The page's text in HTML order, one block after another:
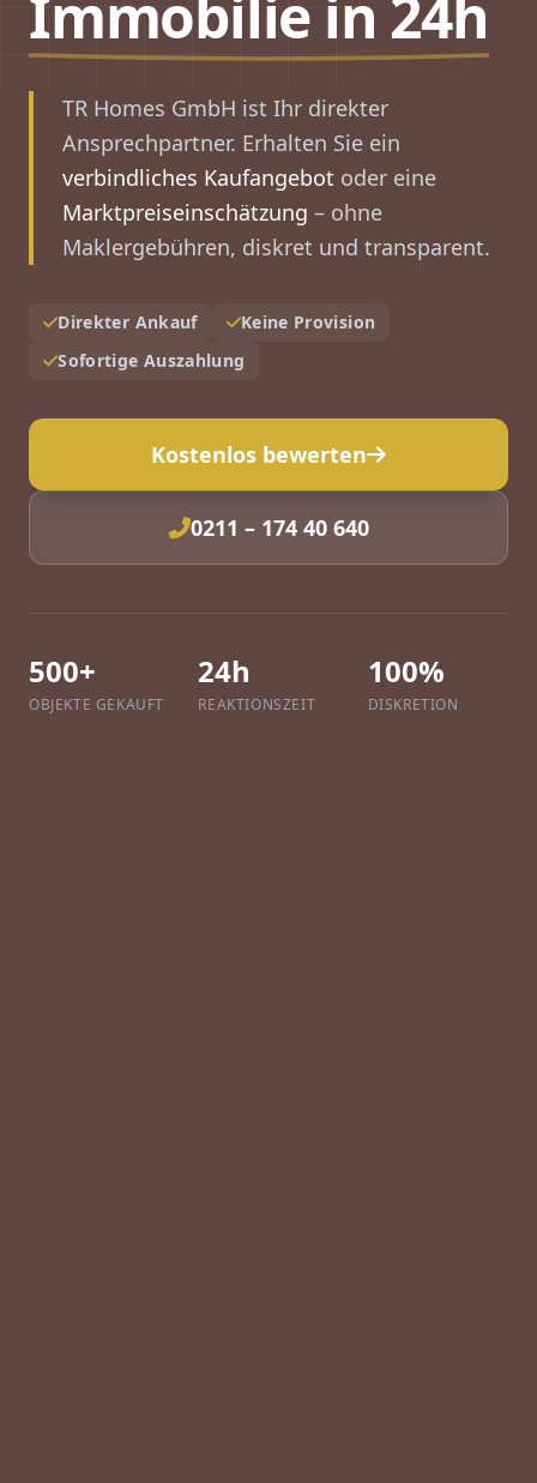
Immobilie in 24h
TR Homes GmbH ist Ihr direkter
Ansprechpartner. Erhalten Sie ein
verbindliches Kaufangebot oder eine
Marktpreiseinschätzung – ohne
Maklergebühren, diskret und transparent.
Direkter Ankauf
Keine Provision
Sofortige Auszahlung
Kostenlos bewerten
0211 – 174 40 640
500+
OBJEKTE GEKAUFT
24h
REAKTIONSZEIT
100%
DISKRETION